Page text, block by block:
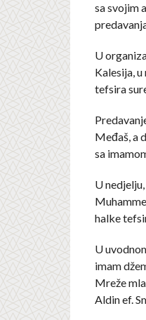
sa svojim
U
Kalesija,
tefsira
Međaš, a
sa
U
halke
U
imam
Mreže
Aldin ef.